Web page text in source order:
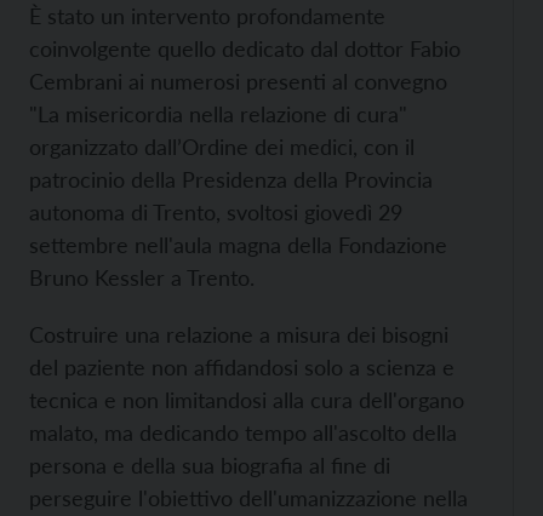
È stato un intervento profondamente
coinvolgente quello dedicato dal dottor Fabio
Cembrani ai numerosi presenti al convegno
"La misericordia nella relazione di cura"
organizzato dall’Ordine dei medici, con il
patrocinio della Presidenza della Provincia
autonoma di Trento, svoltosi giovedì 29
settembre nell'aula magna della Fondazione
Bruno Kessler a Trento.
Costruire una relazione a misura dei bisogni
del paziente non affidandosi solo a scienza e
tecnica e non limitandosi alla cura dell'organo
malato, ma dedicando tempo all'ascolto della
persona e della sua biografia al fine di
perseguire l'obiettivo dell'umanizzazione nella